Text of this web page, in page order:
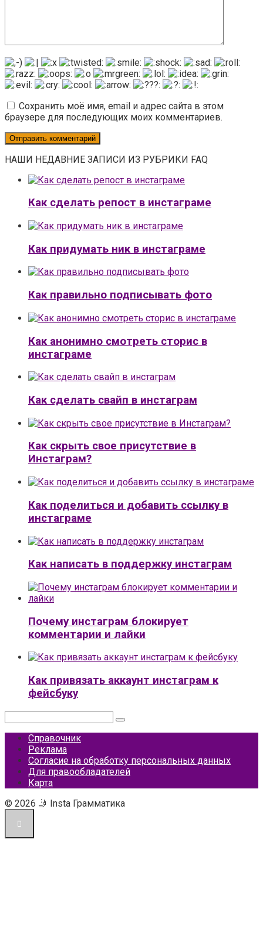
Сохранить моё имя, email и адрес сайта в этом
браузере для последующих моих комментариев.
НАШИ НЕДАВНИЕ ЗАПИСИ ИЗ РУБРИКИ FAQ
Как сделать репост в инстаграме
Как придумать ник в инстаграме
Как правильно подписывать фото
Как анонимно смотреть сторис в
инстаграме
Как сделать свайп в инстаграм
Как скрыть свое присутствие в
Инстаграм?
Как поделиться и добавить ссылку в
инстаграме
Как написать в поддержку инстаграм
Почему инстаграм блокирует
комментарии и лайки
Как привязать аккаунт инстаграм к
фейсбуку
Справочник
Реклама
Согласие на обработку персональных данных
Для правообладателей
Карта
© 2026 🤳 Insta Грамматика